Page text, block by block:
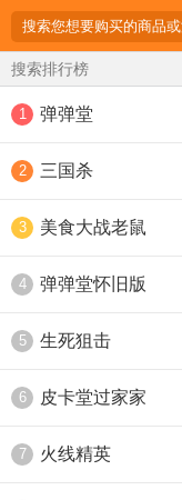
搜索排行榜
1 弹弹堂
2 三国杀
3 美食大战老鼠
4 弹弹堂怀旧版
5 生死狙击
6 皮卡堂过家家
7 火线精英